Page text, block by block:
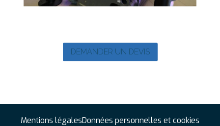
DEMANDER UN DEVIS
Mentions légalesDonnées personnelles et cookies